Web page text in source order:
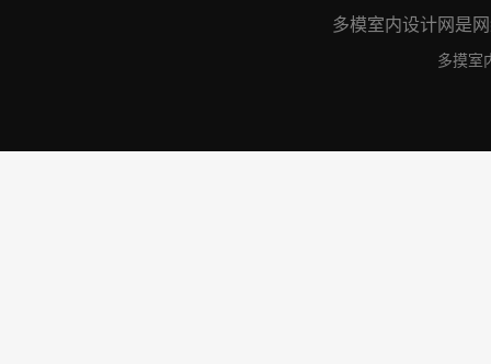
多模室内设计网是
多摸室